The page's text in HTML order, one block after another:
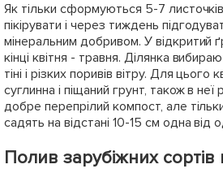
Як тільки сформуються 5-7
пікірувати і через тиждень
мінеральним добривом. У відкритий
кінці квітня - травня. Ділянка
тіні і різких поривів вітру. Для цього
суглинна і піщаний грунт, також в
добре перепрілий компост, але
садять на відстані 10-15 см одна від
Полив зарубіжних сортів